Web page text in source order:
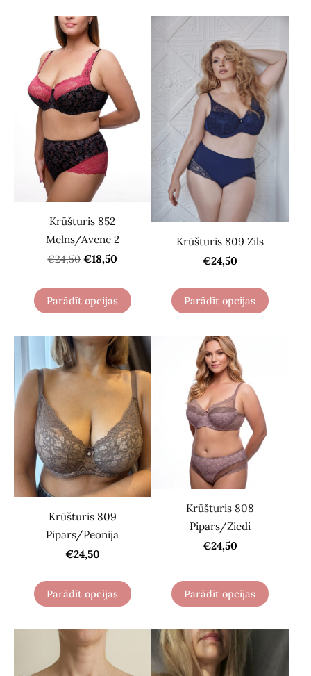
Krūšturis 852
Melns/Avene 2
€24,50 €18,50
Parādīt opcijas
Krūšturis 809 Zils
€24,50
Parādīt opcijas
Krūšturis 809
Pipars/Peonija
€24,50
Parādīt opcijas
Krūšturis 808
Pipars/Ziedi
€24,50
Parādīt opcijas